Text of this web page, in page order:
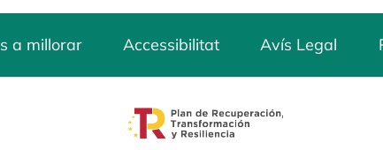
a millorar Accessibilitat Avís Legal
opens in a new tab